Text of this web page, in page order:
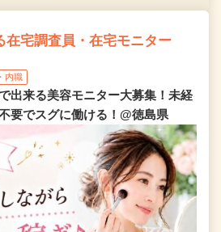
在宅調査員・在宅モニター
内職
出来る美容モニター大募集！未経
要でスグに働ける！@徳島県